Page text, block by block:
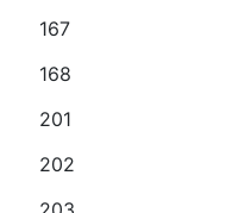
167
168
201
202